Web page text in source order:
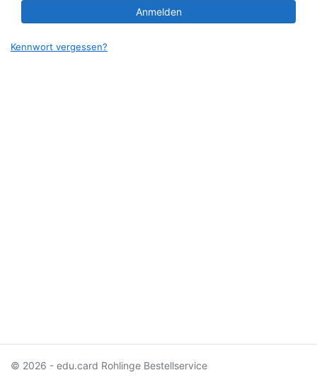
Anmelden
Kennwort vergessen?
© 2026 - edu.card Rohlinge Bestellservice